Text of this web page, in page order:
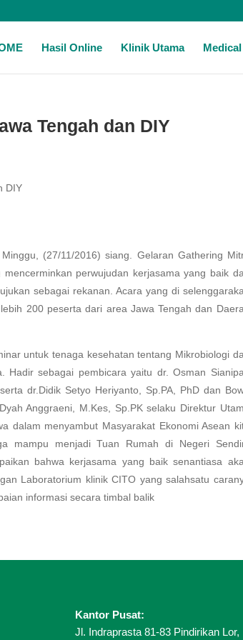
Hasil Online Klinik Utama
Tengah dan DIY
DIY
(27/11/2016) siang. Gelaran Gathering
perwujudan kerjasama yang baik
sebagai rekanan. Acara yang di
200 peserta dari area Jawa Tengah dan
untuk tenaga kesehatan tentang Mikrobiologi
Hadir sebagai pembicara yaitu dr. Osman
dr.Didik Setyo Heriyanto, Sp.PA, PhD dan
Anggraeni, M.Kes, Sp.PK selaku Direktur
dalam menyambut Masyarakat Ekonomi Asean
mampu menjadi Tuan Rumah di Negeri
bahwa kerjasama yang baik senantiasa
Laboratorium klinik CITO yang salahsatu
informasi secara timbal balik
Kantor Pusat:
Jl. Indraprasta 81-83 Pindirikan Lor,